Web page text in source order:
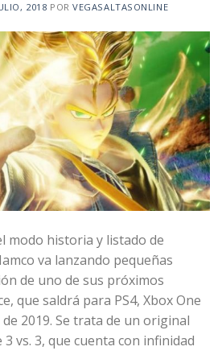
2018 PORVEGASALTASONLINE
modo historia y listado de
va lanzando pequeñas
de uno de sus próximos
que saldrá para PS4, Xbox One
2019. Se trata de un original
vs. 3, que cuenta con infinidad